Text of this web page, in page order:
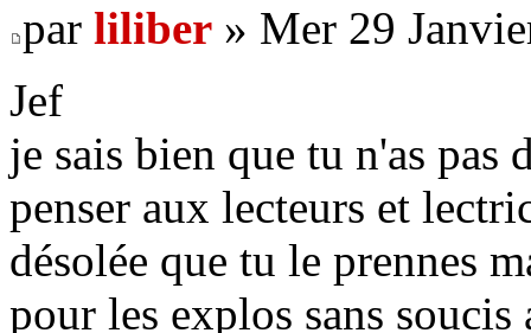
par liliber » Mer 29
Jef
je sais bien que tu n'as pas
penser aux lecteurs et
désolée que tu le prennes
pour les explos sans soucis